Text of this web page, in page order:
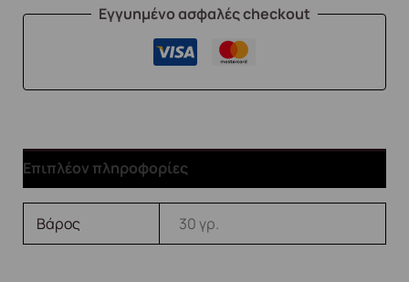
Εγγυημένο ασφαλές checkout
Επιπλέον πληροφορίες
Βάρος 30 γρ.